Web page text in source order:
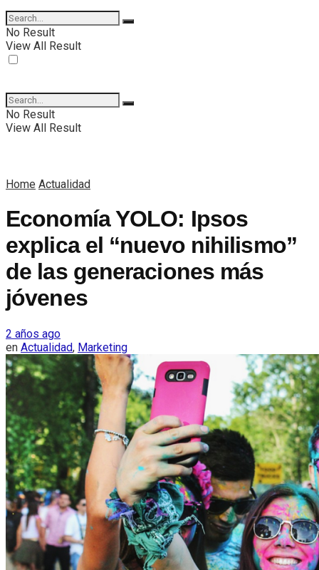
No Result
View All Result
No Result
View All Result
Home Actualidad
Economía YOLO: Ipsos
explica el “nuevo nihilismo”
de las generaciones más
jóvenes
2 años ago
en Actualidad, Marketing